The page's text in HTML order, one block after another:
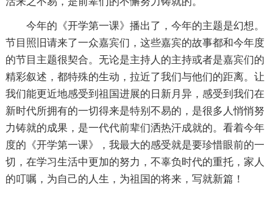
今年的《开学第一课》播出了，今年的主题是幻想。
节目照旧请来了一众嘉宾们，这些嘉宾的故事都和今年度
的节目主题很契合。无论是主持人的主持或者是嘉宾们的
精彩叙述，都特殊的生动，拉近了我们与他们的距离。让
我们能更近地感受到祖国进展的日新月异，感受到我们在
新时代所拥有的一切得来是特别不易的，是很多人悄悄努
力铸就的成果，是一代代前辈们洒热汗成就的。看着今年
度的《开学第一课》，我最大的感受就是要珍惜眼前的一
切，在学习生活中更加的努力，不辜负时代的重托，家人
的叮嘱，为自己的人生，为祖国的将来，写就新篇！